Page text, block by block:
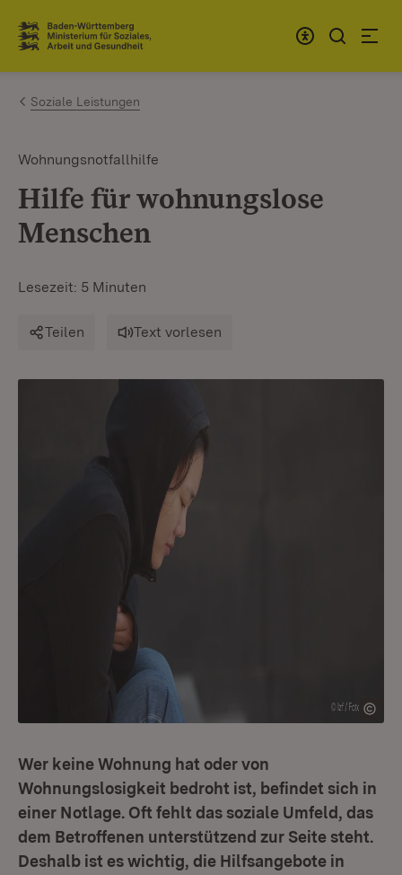
Zum Inhalt springen
Link zur Startseite
Soziale Leistungen
Wohnungsnotfallhilfe
Hilfe für wohnungslose
Menschen
Lesezeit: 5 Minuten
Teilen Text vorlesen
Wer keine Wohnung hat oder von
Wohnungslosigkeit bedroht ist, befindet sich in
einer Notlage. Oft fehlt das soziale Umfeld, das
dem Betroffenen unterstützend zur Seite steht.
Deshalb ist es wichtig, die Hilfsangebote in